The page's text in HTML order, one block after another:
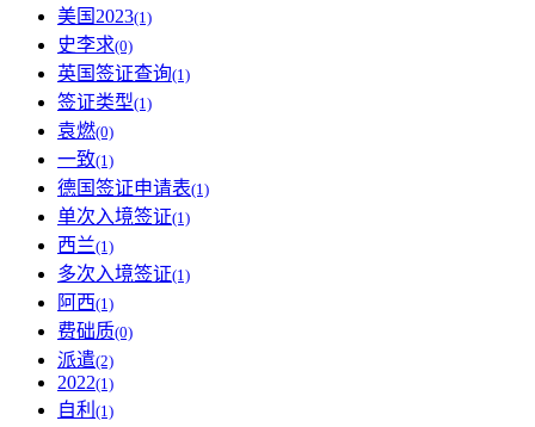
美国2023(1)
史李求(0)
英国签证查询(1)
签证类型(1)
袁燃(0)
一致(1)
德国签证申请表(1)
单次入境签证(1)
西兰(1)
多次入境签证(1)
阿西(1)
费础质(0)
派遣(2)
2022(1)
自利 (1)